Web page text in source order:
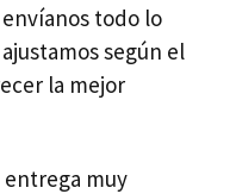
todo lo
según el
la mejor
entrega muy